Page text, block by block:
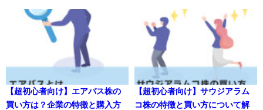
【超初心者向け】エアバス株の
買い方は？企業の特徴と購入方
【超初心者向け】サウジアラム
コ株の特徴と買い方について解